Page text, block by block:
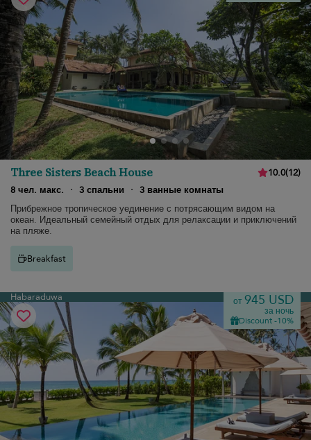
Three Sisters Beach House 10.0(12)
8 чел. макс.
· 3 спальни · 3 ванные комнаты
Прибрежное тропическое уединение с потрясающим видом на
океан. Идеальный семейный отдых для релаксации и приключений
на пляже.
Breakfast
Habaraduwa от 945 USD
за ночь
Discount -10%